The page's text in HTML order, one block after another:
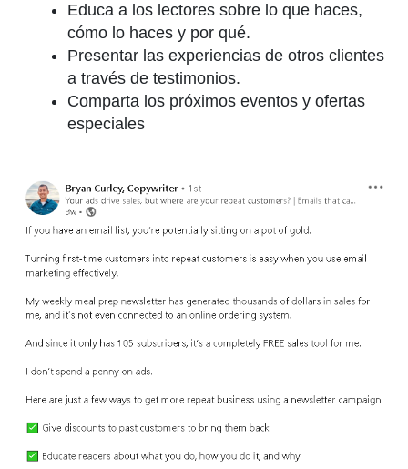
Educa a los lectores sobre lo que haces,
cómo lo haces y por qué.
Presentar las experiencias de otros clientes
a través de testimonios.
Comparta los próximos eventos y ofertas
especiales